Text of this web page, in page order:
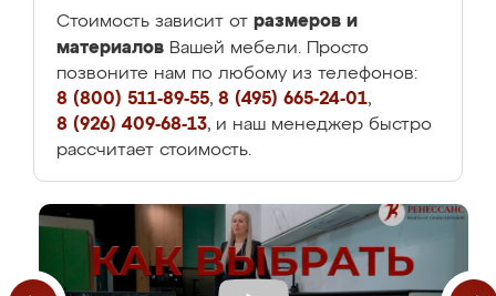
Стоимость зависит от размеров и
материалов Вашей мебели. Просто
позвоните нам по любому из телефонов:
8 (800) 511-89-55, 8 (495) 665-24-01,
8 (926) 409-68-13, и наш менеджер быстро
рассчитает стоимость.